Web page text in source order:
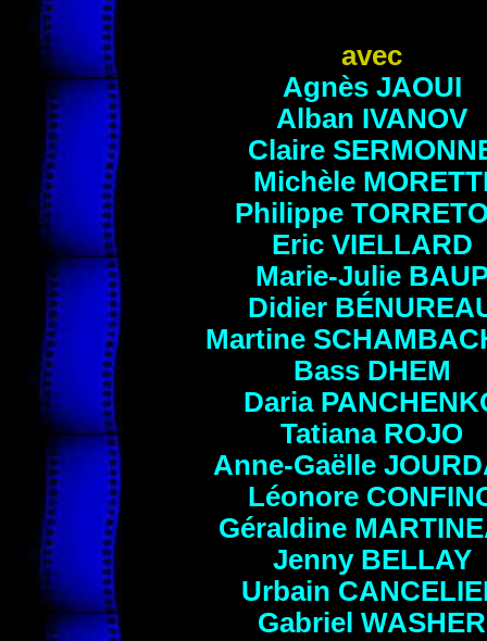
avec
Agnès JAOUI
Alban IVANOV
Claire
Michèle
Philippe
Eric VIELLARD
Marie-Julie
Didier
Martine
Bass DHEM
Daria
Tatiana ROJO
Anne-Gaëlle
Léonore
Géraldine
Jenny BELLAY
Urbain
Gabriel WASHER